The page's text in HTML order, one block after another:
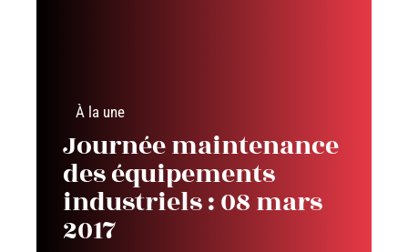
À la une
Journée maintenance
des équipements
industriels : 08 mars
2017